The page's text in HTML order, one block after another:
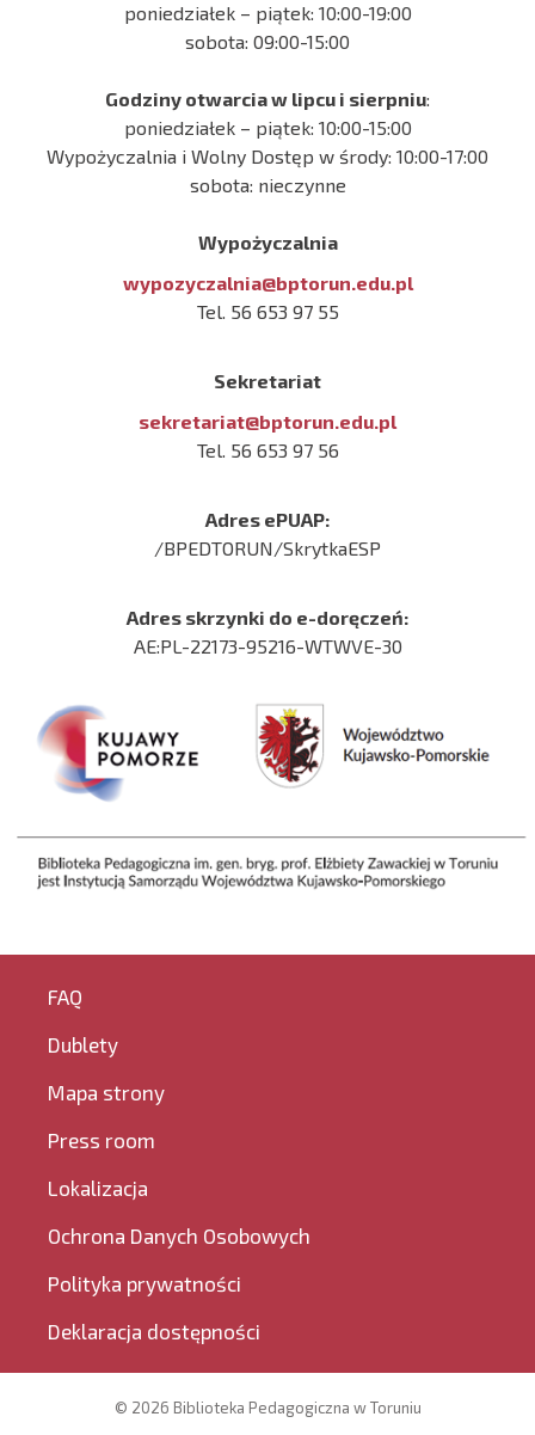
poniedziałek – piątek: 10:00-19:00
sobota: 09:00-15:00
Godziny otwarcia w lipcu i sierpniu:
poniedziałek – piątek: 10:00-15:00
Wypożyczalnia i Wolny Dostęp w środy: 10:00-17:00
sobota: nieczynne
Wypożyczalnia
wypozyczalnia@bptorun.edu.pl
Tel. 56 653 97 55
Sekretariat
sekretariat@bptorun.edu.pl
Tel. 56 653 97 56
Adres ePUAP:
/BPEDTORUN/SkrytkaESP
Adres skrzynki do e-doręczeń:
AE:PL-22173-95216-WTWVE-30
FAQ
Dublety
Mapa strony
Press room
Lokalizacja
Ochrona Danych Osobowych
Polityka prywatności
Deklaracja dostępności
© 2026 Biblioteka Pedagogiczna w Toruniu